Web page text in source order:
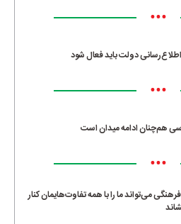
•••
دولت باید فعال شود
•••
هم‌چنان ادامه میدان است
•••
می‌تواند ما را با همه تفاوت‌هایمان کنار